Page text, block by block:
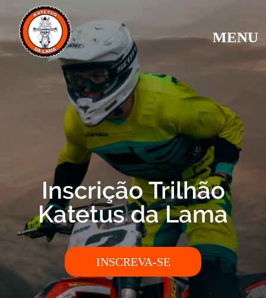
MENU
Inscrição Trilhão
Katetus da Lama
INSCREVA-SE